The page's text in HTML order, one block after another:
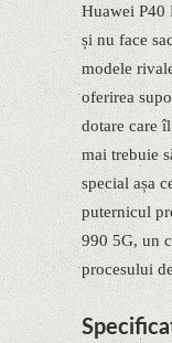
Huawei P40
și nu face
modele
oferirea
dotare care
mai trebuie
special așa
puternicul
990 5G, un
procesului